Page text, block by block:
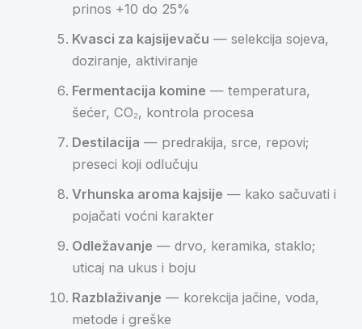
prinos +10 do 25%
Kvasci za kajsijevaču — selekcija sojeva,
doziranje, aktiviranje
Fermentacija komine — temperatura,
šećer, CO₂, kontrola procesa
Destilacija — predrakija, srce, repovi;
preseci koji odlučuju
Vrhunska aroma kajsije — kako sačuvati i
pojačati voćni karakter
Odležavanje — drvo, keramika, staklo;
uticaj na ukus i boju
Razblaživanje — korekcija jačine, voda,
metode i greške